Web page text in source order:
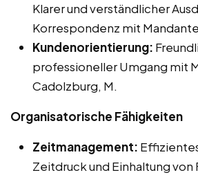
Klarer und verständlicher
Korrespondenz mit
Kundenorientierung:
professioneller Umgang mit
Cadolzburg, M.
Organisatorische Fähigkeiten
Zeitmanagement:
Zeitdruck und Einhaltung von